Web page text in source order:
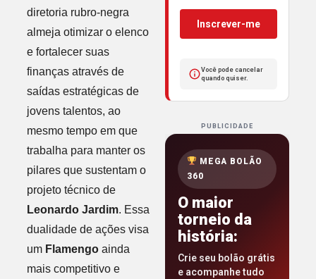
diretoria rubro-negra
almeja otimizar o elenco
e fortalecer suas
finanças através de
saídas estratégicas de
jovens talentos, ao
mesmo tempo em que
trabalha para manter os
pilares que sustentam o
projeto técnico de
Leonardo Jardim. Essa
dualidade de ações visa
um Flamengoainda
mais competitivo e
Inscrever-me
Você pode cancelar
quando quiser.
PUBLICIDADE
MEGA BOLÃO
360
O maior
torneio da
história:
Crie seu bolão grátis
e acompanhe tudo